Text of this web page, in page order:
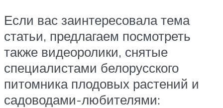
Если вас заинтересовала тема
статьи, предлагаем посмотреть
также видеоролики, снятые
специалистами белорусского
питомника плодовых растений и
садоводами-любителями: